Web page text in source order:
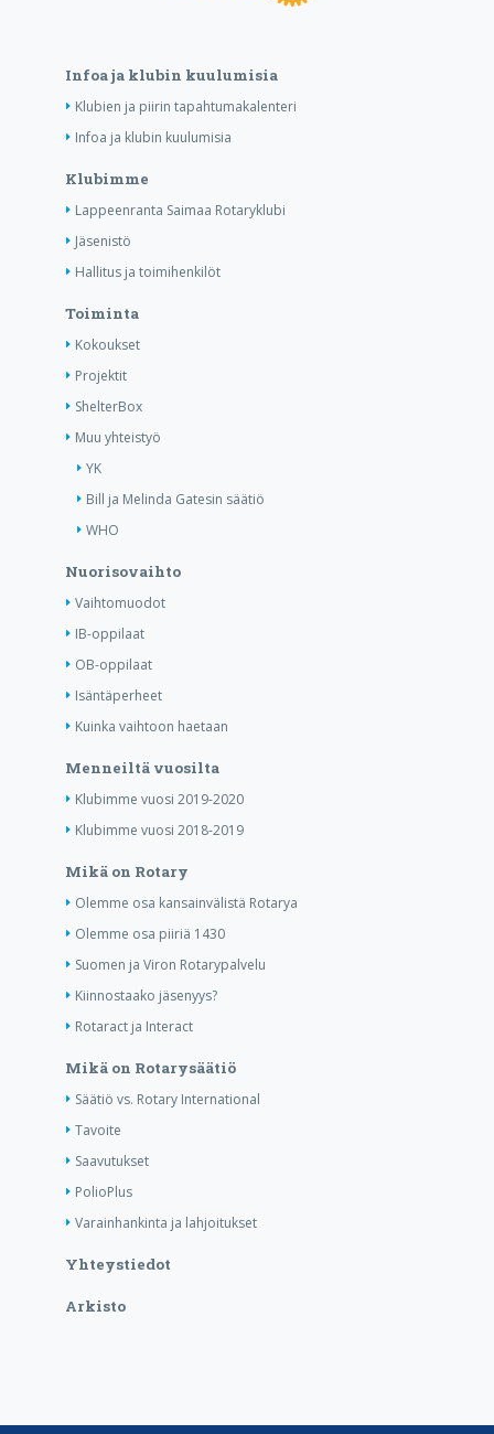
Infoa ja klubin kuulumisia
Klubien ja piirin tapahtumakalenteri
Infoa ja klubin kuulumisia
Klubimme
Lappeenranta Saimaa Rotaryklubi
Jäsenistö
Hallitus ja toimihenkilöt
Toiminta
Kokoukset
Projektit
ShelterBox
Muu yhteistyö
YK
Bill ja Melinda Gatesin säätiö
WHO
Nuorisovaihto
Vaihtomuodot
IB-oppilaat
OB-oppilaat
Isäntäperheet
Kuinka vaihtoon haetaan
Menneiltä vuosilta
Klubimme vuosi 2019-2020
Klubimme vuosi 2018-2019
Mikä on Rotary
Olemme osa kansainvälistä Rotarya
Olemme osa piiriä 1430
Suomen ja Viron Rotarypalvelu
Kiinnostaako jäsenyys?
Rotaract ja Interact
Mikä on Rotarysäätiö
Säätiö vs. Rotary International
Tavoite
Saavutukset
PolioPlus
Varainhankinta ja lahjoitukset
Yhteystiedot
Arkisto